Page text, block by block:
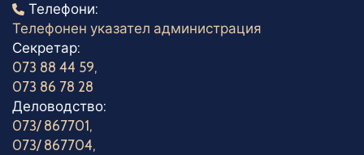
Телефони
Телефони:
Телефонен указател администрация
Секретар:
073 88 44 59,
073 86 78 28
Деловодство:
073/ 867701,
073/ 867704,